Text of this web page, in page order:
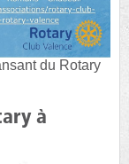
du Rotary
à